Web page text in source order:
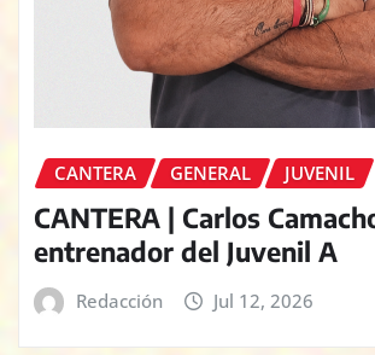
CANTERA GENERAL JUVENIL
CANTERA | Carlos
entrenador del Juvenil A
Redacción Jul 12, 2026